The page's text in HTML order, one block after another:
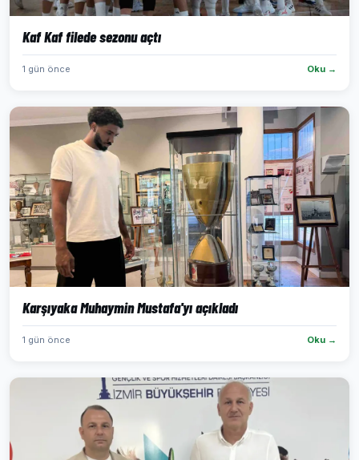
Kaf Kaf filede sezonu açtı
1 gün önce Oku →
Karşıyaka Muhaymin Mustafa'yı açıkladı
1 gün önce Oku →